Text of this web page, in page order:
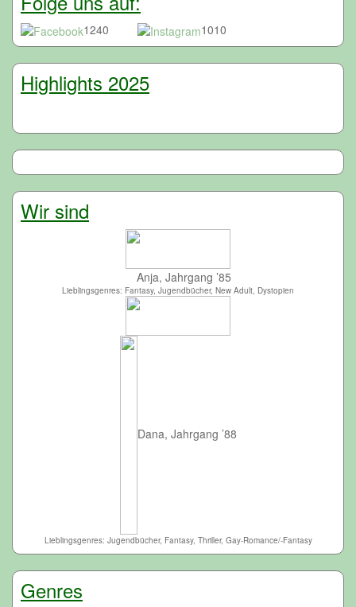
1240 1010
Highlights 2025
Wir sind
Anja, Jahrgang ’85
Lieblingsgenres: Fantasy, Jugendbücher, New Adult, Dystopien
Dana, Jahrgang ’88
Lieblingsgenres: Jugendbücher, Fantasy, Thriller, Gay-Romance/-Fantasy
Genres